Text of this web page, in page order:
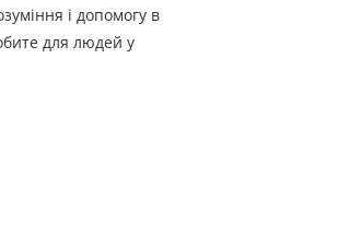
і допомогу в
для людей у